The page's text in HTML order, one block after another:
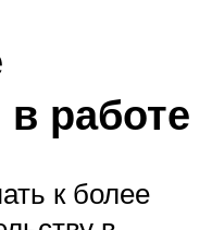
работе
к более